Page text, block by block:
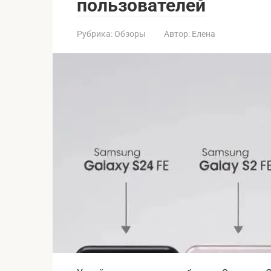
пользователей
Рубрика: Обзоры Автор: Елена